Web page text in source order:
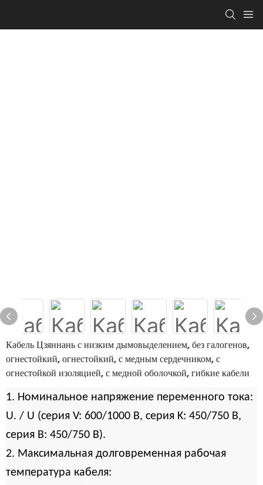
Кабель Цзяннань с низким дымовыделением, без галогенов,
огнестойкий, огнестойкий, с медным сердечником, с
огнестойкой изоляцией, с медной оболочкой, гибкие кабели
1. Номинальное напряжение переменного тока:
U. / U (серия V: 600/1000 В, серия K: 450/750 В,
серия B: 450/750 В).
2. Максимальная долговременная рабочая
температура кабеля: